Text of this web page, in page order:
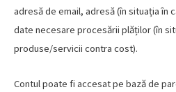
adresă de email, adresă (în situația în
date necesare procesării plăților (în
produse/servicii contra cost).
Contul poate fi accesat pe bază de